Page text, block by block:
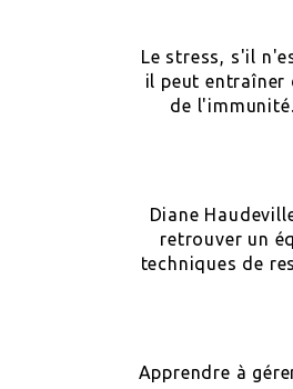
Le stress, s'il
il peut entraîner
de
Diane
retrouver un
techniques de
Apprendre à